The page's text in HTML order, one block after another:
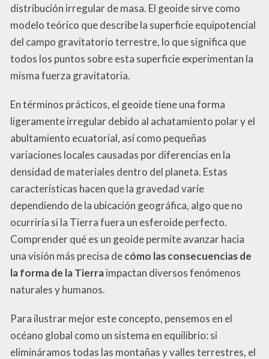
distribución irregular de masa. El geoide sirve como
modelo teórico que describe la superficie equipotencial
del campo gravitatorio terrestre, lo que significa que
todos los puntos sobre esta superficie experimentan la
misma fuerza gravitatoria.
En términos prácticos, el geoide tiene una forma
ligeramente irregular debido al achatamiento polar y el
abultamiento ecuatorial, así como pequeñas
variaciones locales causadas por diferencias en la
densidad de materiales dentro del planeta. Estas
características hacen que la gravedad varíe
dependiendo de la ubicación geográfica, algo que no
ocurriría si la Tierra fuera un esferoide perfecto.
Comprender qué es un geoide permite avanzar hacia
una visión más precisa decómo las consecuencias de
la forma de la Tierraimpactan diversos fenómenos
naturales y humanos.
Para ilustrar mejor este concepto, pensemos en el
océano global como un sistema en equilibrio: si
elimináramos todas las montañas y valles terrestres, el